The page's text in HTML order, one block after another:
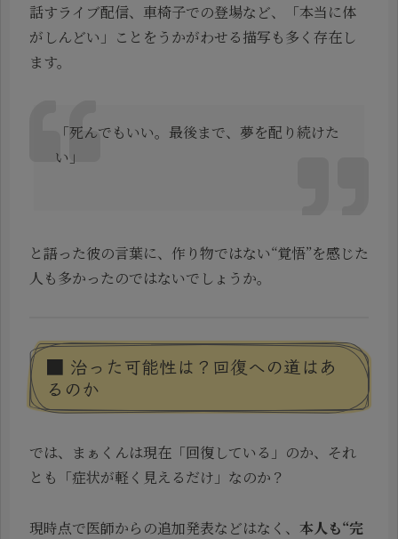
話すライブ配信、車椅子での登場など、「本当に体
がしんどい」ことをうかがわせる描写も多く存在し
ます。
「死んでもいい。最後まで、夢を配り続けた
い」
と語った彼の言葉に、作り物ではない“覚悟”を感じた
人も多かったのではないでしょうか。
■ 治った可能性は？回復への道はあ
るのか
では、まぁくんは現在「回復している」のか、それ
とも「症状が軽く見えるだけ」なのか？
現時点で医師からの追加発表などはなく、 本人も“完